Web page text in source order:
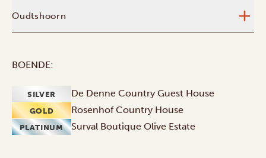
Oudtshoorn
BOENDE:
SILVER De Denne Country Guest House
GOLD Rosenhof Country House
PLATINUM Surval Boutique Olive Estate